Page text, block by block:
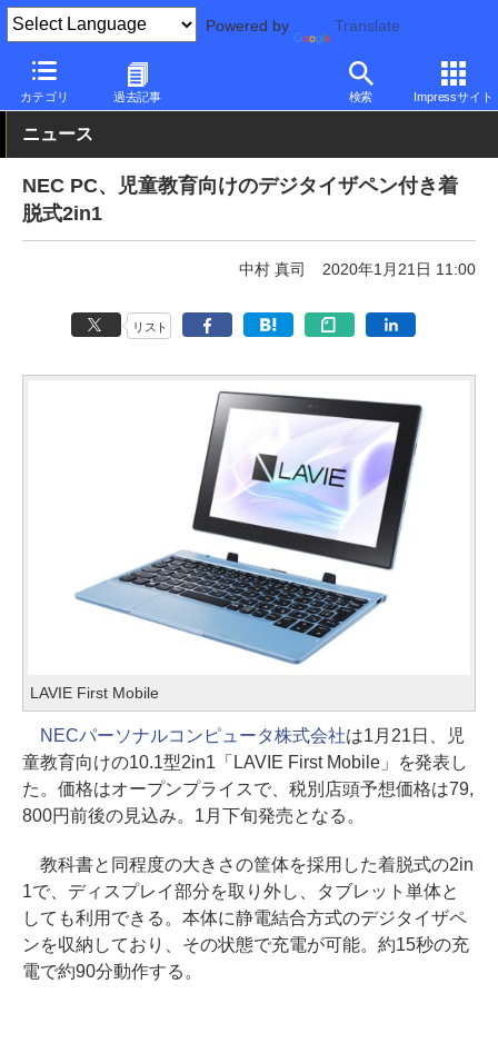
Powered by Translate
カテゴリ 過去記事 検索 Impressサイト
PC Watch パソコン/タブレット/スマートフォン LAVIE
ニュース
NEC PC、児童教育向けのデジタイザペン付き着
脱式2in1
中村 真司 2020年1月21日 11:00
リスト
LAVIE First Mobile
NECパーソナルコンピュータ株式会社は1月21日、児
童教育向けの10.1型2in1「LAVIE First Mobile」を発表し
た。価格はオープンプライスで、税別店頭予想価格は79,
800円前後の見込み。1月下旬発売となる。
教科書と同程度の大きさの筐体を採用した着脱式の2in
1で、ディスプレイ部分を取り外し、タブレット単体と
しても利用できる。本体に静電結合方式のデジタイザペ
ンを収納しており、その状態で充電が可能。約15秒の充
電で約90分動作する。